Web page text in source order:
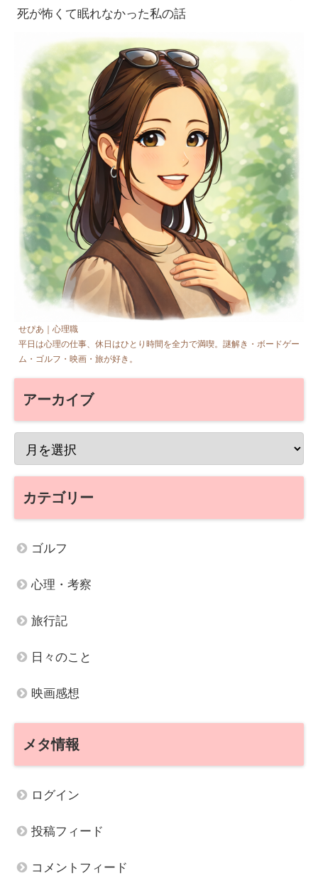
死が怖くて眠れなかった私の話
せぴあ｜心理職
平日は心理の仕事、休日はひとり時間を全力で満喫。謎解き・ボードゲー
ム・ゴルフ・映画・旅が好き。
アーカイブ
カテゴリー
ゴルフ
心理・考察
旅行記
日々のこと
映画感想
メタ情報
ログイン
投稿フィード
コメントフィード